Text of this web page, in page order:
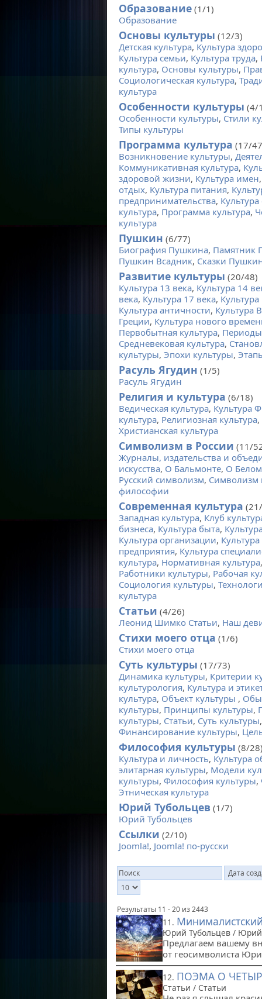
Образование(1/1)
Образование
Основы культуры (12/3)
Детская культура, Культура
Культура семьи, Культура труда,
культура, Основы культуры,
Социологическая культура,
культура
Особенности культуры (4/
Особенности культуры, Стили
Типы культуры
Программа культура (17/
Возникновение культуры,
Коммуникативная культура,
здоровой жизни, Культура имен
отдых, Культура питания,
предпринимательства, Культура
культура, Программа культура,
культура
Пушкин (6/77)
Биография Пушкина, Памятник
Пушкин Всадник, Сказки
Развитие культуры (20/48)
Культура 13 века, Культура 14
века, Культура 17 века,
Культура античности, Культура
Греции, Культура нового
Первобытная культура,
Средневековая культура,
культуры, Эпохи культуры,
Расуль Ягудин (1/5)
Расуль Ягудин
Религия и культура (6/18)
Ведическая культура, Культура
культура, Религиозная культура,
Христианская культура
Символизм в России (11/
Журналы, издательства и
искусства, О Бальмонте, О Белом
Русский символизм, Символизм
философии
Современная культура
Западная культура, Клуб
бизнеса, Культура быта,
Культура организации,
предприятия, Культура
культура, Нормативная культура
Работники культуры, Рабочая
Социология культуры,
культура
Статьи (4/26)
Леонид Шимко Статьи, Наш
Стихи моего отца (1/6)
Стихи моего отца
Суть культуры (17/73)
Динамика культуры, Критерии
культурология, Культура и
культура, Объект культуры ,
культуры, Принципы культуры,
культуры, Статьи, Суть культуры
Финансирование культуры,
Философия культуры (8/
Культура и личность, Культура
элитарная культуры, Модели
культуры, Философия культуры,
Этническая культура
Юрий Тубольцев (1/7)
Юрий Тубольцев
Ссылки (2/10)
Joomla!, Joomla! по-русски
Результаты 11 - 20 из 2443
11.
Юрий Тубольцев / Юрий
Предлагаем вашему
от геосимволиста
12. ПОЭМА О
Статьи / Статьи